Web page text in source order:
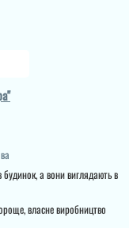
будинок, а вони виглядають в
власне виробництво